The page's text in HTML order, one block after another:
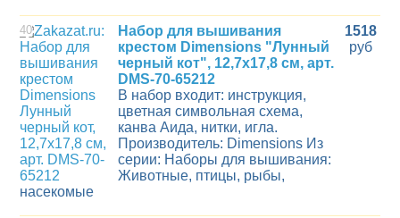
40
Набор для вышивания
крестом Dimensions "Лунный
черный кот", 12,7x17,8 см, арт.
DMS-70-65212
В набор входит: инструкция,
цветная символьная схема,
канва Aида, нитки, игла.
Производитель: Dimensions Из
серии: Наборы для вышивания:
Животные, птицы, рыбы,
насекомые
1518
руб